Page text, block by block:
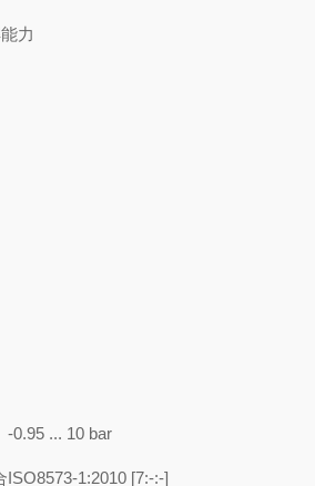
力
0.95 ... 10 bar
1:2010 [7:-:-]